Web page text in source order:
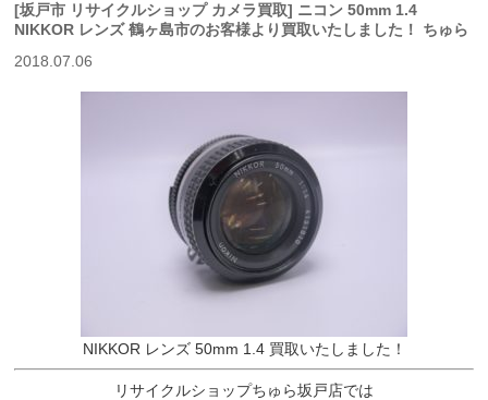
[坂戸市 リサイクルショップ カメラ買取] ニコン 50mm 1.4
NIKKOR レンズ 鶴ヶ島市のお客様より買取いたしました！ ちゅら
2018.07.06
NIKKOR レンズ 50mm 1.4 買取いたしました！
リサイクルショップちゅら坂戸店では